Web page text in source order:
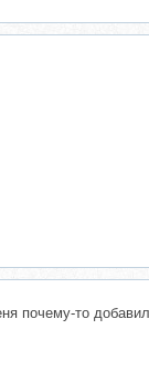
почему-то